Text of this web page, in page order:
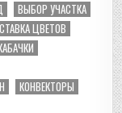
ВЫБОР УЧАСТКА
ЦВЕТОВ
КОНВЕКТОРЫ